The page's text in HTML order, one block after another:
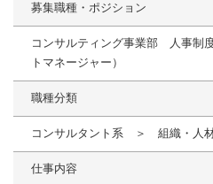
募集職種・ポジション
コンサルティング事業部 人事制
トマネージャー）
職種分類
コンサルタント系 ＞ 組織・人材
仕事内容